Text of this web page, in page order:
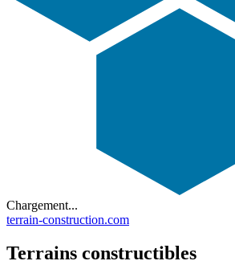
Chargement...
terrain-construction.com
Terrains constructibles